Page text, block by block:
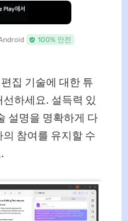
로드
100% 안전
집 기술에 대한 튜
하세요. 설득력 있
설명을 명확하게 다
참여를 유지할 수